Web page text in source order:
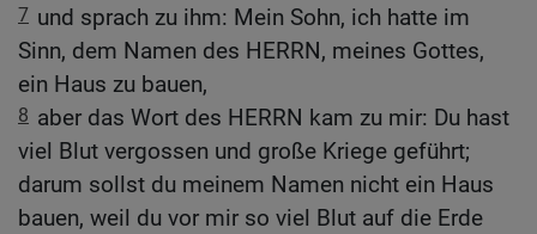
7 und sprach zu ihm: Mein Sohn, ich hatte im
Sinn, dem Namen des HERRN, meines Gottes,
ein Haus zu bauen,
8 aber das Wort des HERRN kam zu mir: Du hast
viel Blut vergossen und große Kriege geführt;
darum sollst du meinem Namen nicht ein Haus
bauen, weil du vor mir so viel Blut auf die Erde